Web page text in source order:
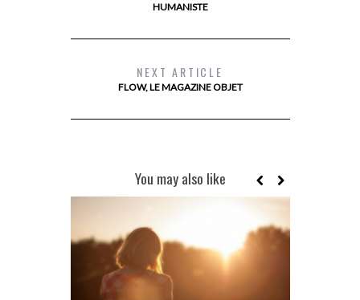
HUMANISTE
NEXT ARTICLE
FLOW, LE MAGAZINE OBJET
You may also like